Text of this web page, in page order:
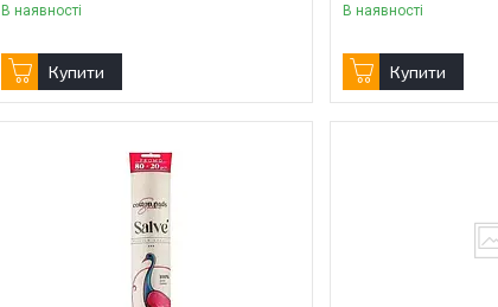
В наявності
Купити
В наявності
Купити